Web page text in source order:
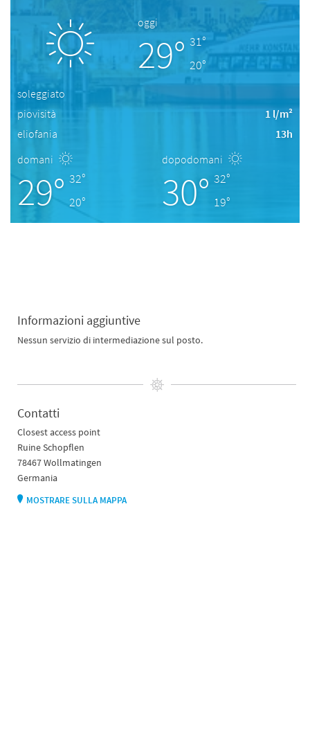
oggi
29° 31°
20°
soleggiato
piovisità
1 l/m²
eliofania
13h
domani
29° 32°
20°
dopodomani
30° 32°
19°
Informazioni aggiuntive
Nessun servizio di intermediazione sul posto.
Contatti
Closest access point
Ruine Schopflen
78467 Wollmatingen
Germania
MOSTRARE SULLA MAPPA